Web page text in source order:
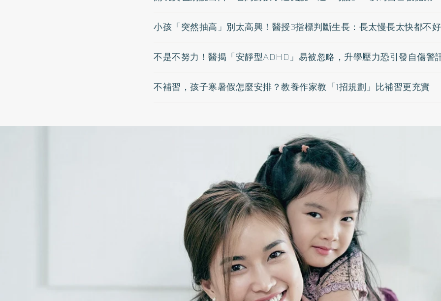
小孩「突然抽高」別太高興！醫授3指標判斷生長：長太慢長太快都不好
不是不努力！醫揭「安靜型ADHD」易被忽略，升學壓力恐引發自傷警
不補習，孩子寒暑假怎麼安排？教養作家教「1招規劃」比補習更充實